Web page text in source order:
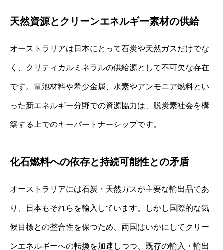
天然資源とクリーンエネルギー素材の供給
オーストラリアは日本にとって石炭や天然ガスだけでな
く、クリティカルミネラルの供給源として不可欠な存在
です。電池材料や希少金属、水素やアンモニア燃料とい
った新エネルギー分野での資源協力は、脱炭素社会を構
築する上でのキーパートナーシップです。
化石燃料への依存と持続可能性との矛盾
オーストラリアには石炭・天然ガスが主要な輸出品であ
り、日本もそれらを輸入しています。しかし国際的な気
候目標との整合性を保つため、両国はいかにしてクリー
ンエネルギーへの転換を加速しつつ、既存の輸入・輸出